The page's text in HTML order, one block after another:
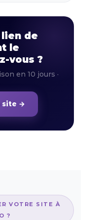
de
le
vous ?
en 10 jours ·
site →
VOTRE SITE À
?